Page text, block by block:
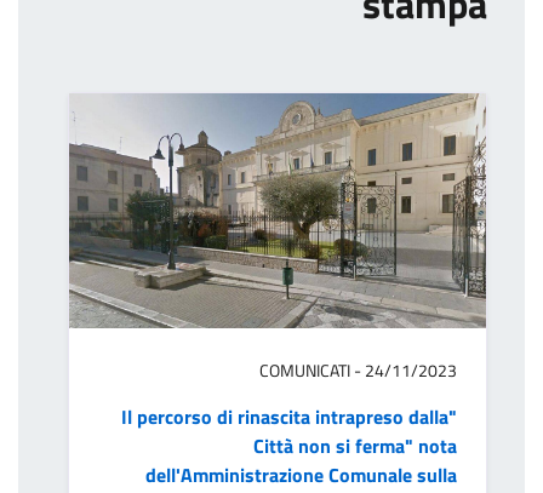
COMUNICATI - 24/11/2023
"Il percorso di rinascita intrapreso dalla
Città non si ferma" nota
dell'Amministrazione Comunale sulla